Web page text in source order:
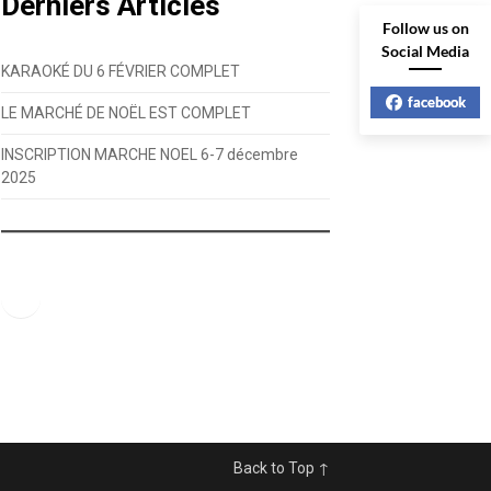
KARAOKÉ DU 6 FÉVRIER COMPLET
LE MARCHÉ DE NOËL EST COMPLET
INSCRIPTION MARCHE NOEL 6-7 décembre
2025
Back to Top ↑
Follow us on
Social Media
facebook